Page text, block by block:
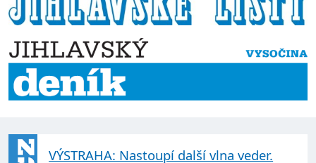
VÝSTRAHA: Nastoupí další vlna veder.